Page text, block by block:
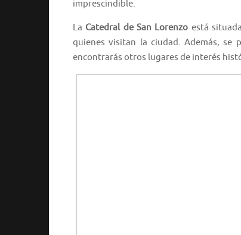
imprescindible.
La Catedral de San Lorenzo está
quienes visitan la ciudad. Además, se
encontrarás otros lugares de interés